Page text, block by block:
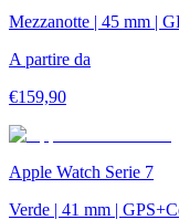
Mezzanotte | 45 mm |
A partire da
€159,90
Apple Watch Serie 7
Verde | 41 mm |